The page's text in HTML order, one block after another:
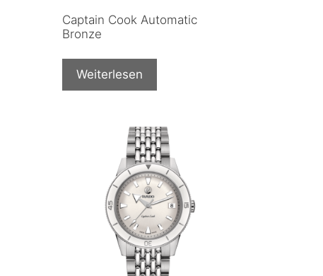
Captain Cook Automatic
Bronze
Weiterlesen